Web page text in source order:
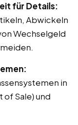
für Details:
Abwickeln
Wechselgeld
in
Sale) und